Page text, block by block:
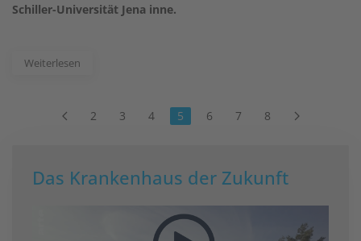
Schiller-Universität Jena inne.
Weiterlesen
2 3 4 5 6 7 8
Das Krankenhaus der Zukunft